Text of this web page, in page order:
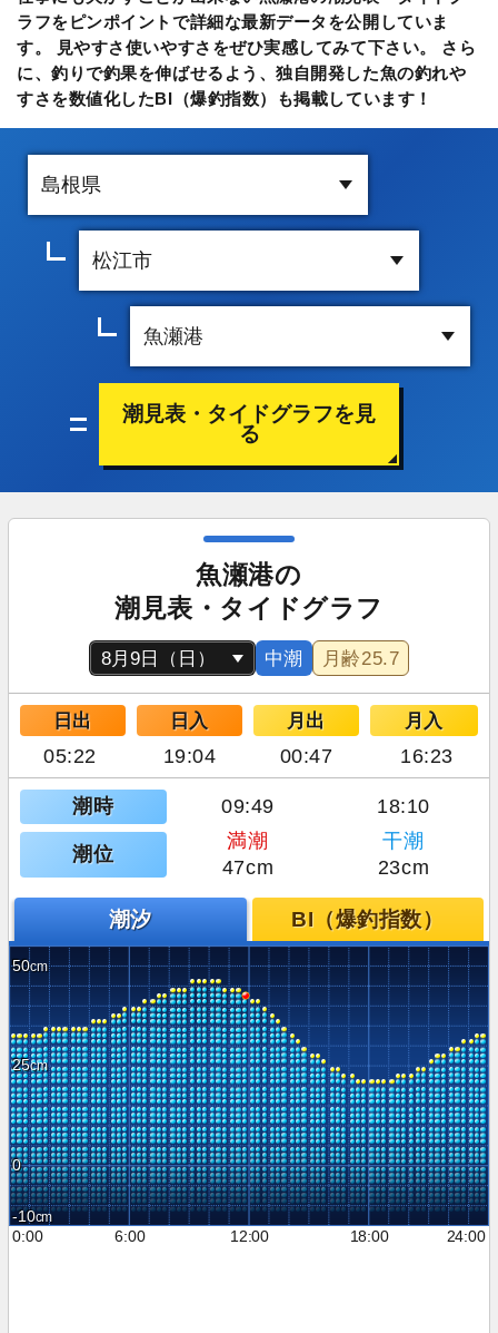
ラフをピンポイントで詳細な最新データを公開していま
す。 見やすさ使いやすさをぜひ実感してみて下さい。 さら
に、釣りで釣果を伸ばせるよう、独自開発した魚の釣れや
すさを数値化したBI（爆釣指数）も掲載しています！
潮見表・タイドグラフを見
る
魚瀬港の
潮見表・タイドグラフ
中潮 月齢25.7
日出 日入 月出 月入
05:22 19:04 00:47 16:23
潮時 09:49 18:10
潮位
満潮
干潮
47cm
23cm
潮汐 BI（爆釣指数）
50
25
0
-10
0:00
6:00 12:00 18:00 24:00